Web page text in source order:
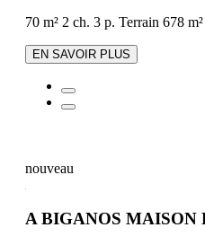
70 m² 2 ch. 3 p. Terrain 678 m²
EN SAVOIR PLUS
nouveau
A BIGANOS MAISON